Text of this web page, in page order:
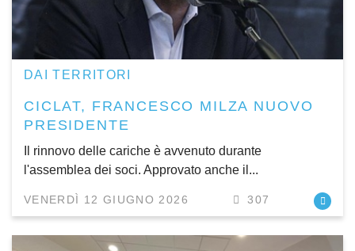
DAI TERRITORI
CICLAT, FRANCESCO MILZA NUOVO
PRESIDENTE
Il rinnovo delle cariche è avvenuto durante
l'assemblea dei soci. Approvato anche il...
VENERDÌ 12 GIUGNO 2026 307